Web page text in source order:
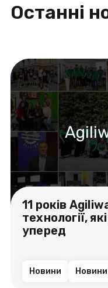
Останні
11 років
технології,
уперед
Новини Новини